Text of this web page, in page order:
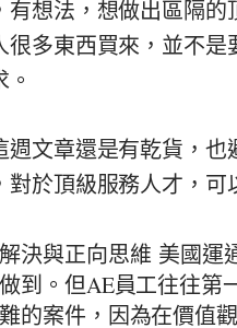
有想法，想做出區隔
很多東西買來，並不
週文章還是有乾貨，
對於頂級服務人才，可
決與正向思維 美國運
到。但AE員工往往第
的案件，因為在價值